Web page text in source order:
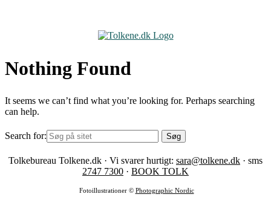
Nothing Found
It seems we can’t find what you’re looking for. Perhaps searching
can help.
Search for:
Tolkebureau Tolkene.dk · Vi svarer hurtigt: sara@tolkene.dk · sms
2747 7300 · BOOK TOLK
Fotoillustrationer © Photographic Nordic